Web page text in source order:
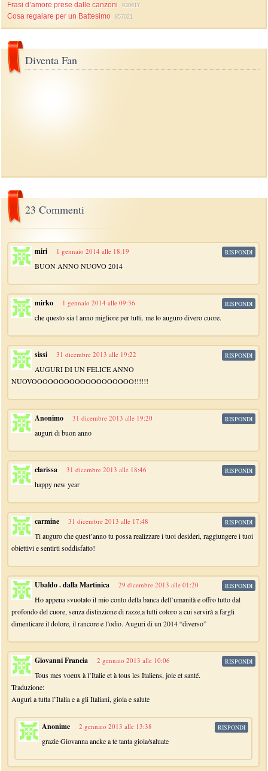
Frasi d’amore prese dalle canzoni 930617
Cosa regalare per un Battesimo 857021
Diventa Fan
23 Commenti
miri 1 gennaio 2014 alle 18:19
BUON ANNO NUOVO 2014
RISPONDI
mirko 1 gennaio 2014 alle 09:36
che questo sia l anno migliore per tutti. me lo auguro divero cuore.
RISPONDI
sissi 31 dicembre 2013 alle 19:22
AUGURI DI UN FELICE ANNO
NUOVOOOOOOOOOOOOOOOOOOO!!!!!!
RISPONDI
Anonimo 31 dicembre 2013 alle 19:20
auguri di buon anno
RISPONDI
clarissa 31 dicembre 2013 alle 18:46
happy new year
RISPONDI
carmine 31 dicembre 2013 alle 17:48
Ti auguro che quest’anno tu possa realizzare i tuoi desideri, raggiungere i tuoi
obiettivi e sentirti soddisfatto!
RISPONDI
Ubaldo . dalla Martinica 29 dicembre 2013 alle 01:20
Ho appena svuotato il mio conto della banca dell’umanità e offro tutto dal
profondo del cuore, senza distinzione di razze,a tutti coloro a cui servirà a fargli
dimenticare il dolore, il rancore e l’odio. Auguri di un 2014 “diverso”
RISPONDI
Giovanni Francia 2 gennaio 2013 alle 10:06
Tous mes voeux à l’Italie et à tous les Italiens, joie et santé.
Traduzione:
Auguri a tutta l’Italia e a gli Italiani, gioia e salute
RISPONDI
Anonime 2 gennaio 2013 alle 13:38
grazie Giovanna ancke a te tanta gioia/saluate
RISPONDI